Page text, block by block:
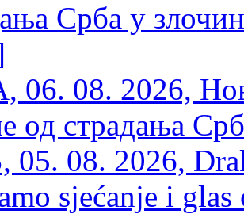
Срба у
06. 08. 2026,
од страдања
05. 08. 2026,
sjećanje i